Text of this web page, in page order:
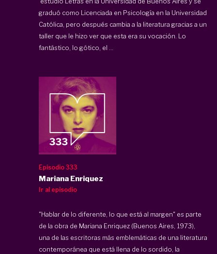
graduó como Licenciada en Psicología en la Universidad
Católica, pero después cambia a la literatura gracias a un
taller que le hizo ver que esta era su vocación. Lo
fantástico, lo gótico, el ...
Episodio 333
Mariana Enriquez
Ir al episodio
"Hablar de lo diferente, lo que está al margen" es parte
de la obra de Mariana Enriquez (Buenos Aires, 1973),
una de las escritoras más emblemáticas de una literatura
contemporánea que está llena de lo sordido, la